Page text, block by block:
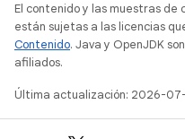
El contenido y las muestras
están sujetas a las licencias
Contenido. Java y OpenJDK
afiliados.
Última actualización: 2026-